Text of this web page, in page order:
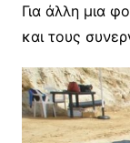
Για άλλη μια
και τους